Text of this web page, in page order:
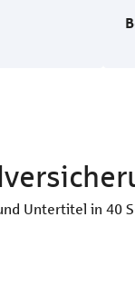
Untertitel in 40